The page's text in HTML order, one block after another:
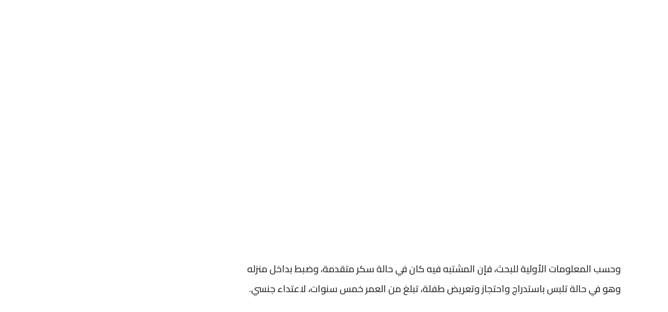
وحسب المعلومات الأولية للبحث، فإن المشتبه فيه كان في حالة سكر متقدمة، وضبط بداخل منزله
وهو في حالة تلبس باستدراج واحتجاز وتعريض طفلة، تبلغ من العمر خمس سنوات، لاعتداء جنسي.